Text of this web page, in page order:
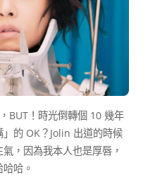
BUT！時光倒轉個 10 幾年
的 OK？Jolin 出道的時候
，因為我本人也是厚唇，
哈。